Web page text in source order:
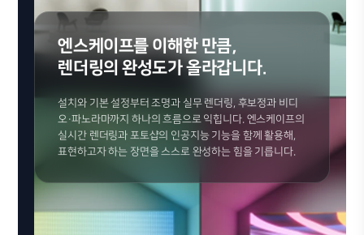
엔스케이프를 이해한 만큼,
렌더링의 완성도가 올라갑니다.
설치와 기본 설정부터 조명과 실무 렌더링, 후보정과 비디
오·파노라마까지 하나의 흐름으로 익힙니다. 엔스케이프의
실시간 렌더링과 포토샵의 인공지능 기능을 함께 활용해,
표현하고자 하는 장면을 스스로 완성하는 힘을 기릅니다.